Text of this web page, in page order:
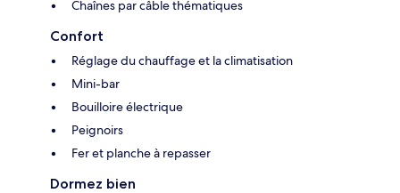
Chaînes par câble thématiques
Confort
Réglage du chauffage et la climatisation
Mini-bar
Bouilloire électrique
Peignoirs
Fer et planche à repasser
Dormez bien